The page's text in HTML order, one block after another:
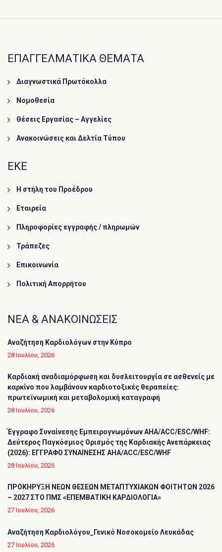
ΕΠΑΓΓΕΛΜΑΤΙΚΑ ΘΕΜΑΤΑ
Διαγνωστικά Πρωτόκολλα
Νομοθεσία
Θέσεις Εργασίας – Αγγελίες
Ανακοινώσεις και Δελτία Τύπου
ΕΚΕ
Η στήλη του Προέδρου
Εταιρεία
Πληροφορίες εγγραφής / πληρωμών
Τράπεζες
Επικοινωνία
Πολιτική Απορρήτου
ΝΕΑ & ΑΝΑΚΟΙΝΩΣΕΙΣ
Αναζήτηση Καρδιολόγων στην Κύπρο
28 Ιουλίου, 2026
Καρδιακή αναδιαμόρφωση και δυσλειτουργία σε ασθενείς με
καρκίνο που λαμβάνουν καρδιοτοξικές θεραπείες:
πρωτεϊνωμική και μεταβολομική καταγραφή
28 Ιουλίου, 2026
Έγγραφο Συναίνεσης Εμπειρογνωμόνων AHA/ACC/ESC/WHF:
Δεύτερος Παγκόσμιος Ορισμός της Καρδιακής Ανεπάρκειας
(2026): ΕΓΓΡΑΦΟ ΣΥΝΑΙΝΕΣΗΣ AHA/ACC/ESC/WHF
28 Ιουλίου, 2026
ΠΡΟΚΗΡΥΞΗ ΝΕΩΝ ΘΕΣΕΩΝ ΜΕΤΑΠΤΥΧΙΑΚΩΝ ΦΟΙΤΗΤΩΝ 2026
– 2027 ΣΤΟ ΠΜΣ «ΕΠΕΜΒΑΤΙΚΗ ΚΑΡΔΙΟΛΟΓΙΑ»
27 Ιουλίου, 2026
Αναζήτηση Καρδιολόγου_Γενικό Νοσοκομείο Λευκάδας
27 Ιουλίου, 2026